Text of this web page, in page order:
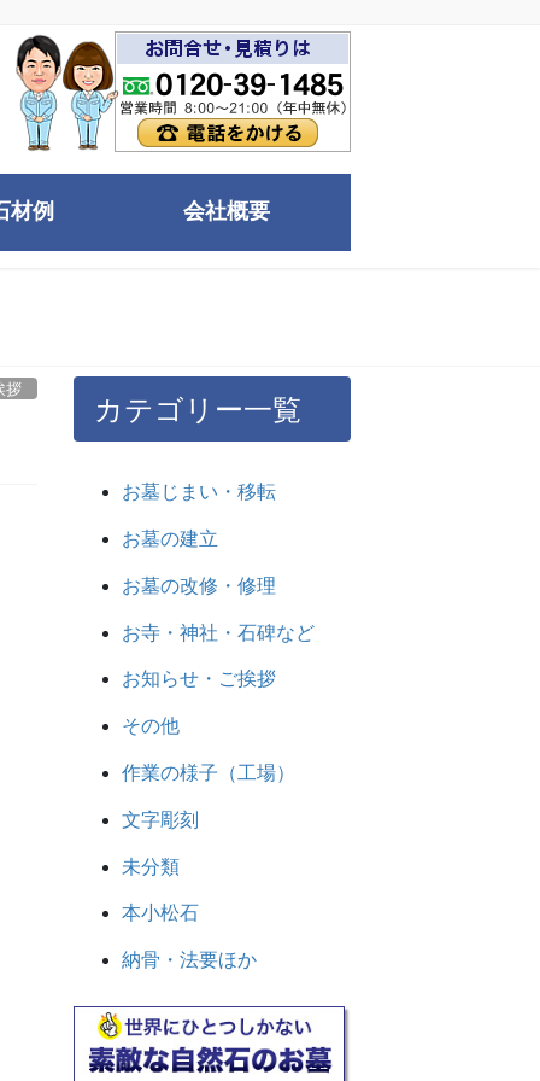
材例 会社概要
拶
カテゴリー一覧
お墓じまい・移転
お墓の建立
お墓の改修・修理
お寺・神社・石碑など
お知らせ・ご挨拶
その他
作業の様子（工場）
文字彫刻
未分類
本小松石
納骨・法要ほか